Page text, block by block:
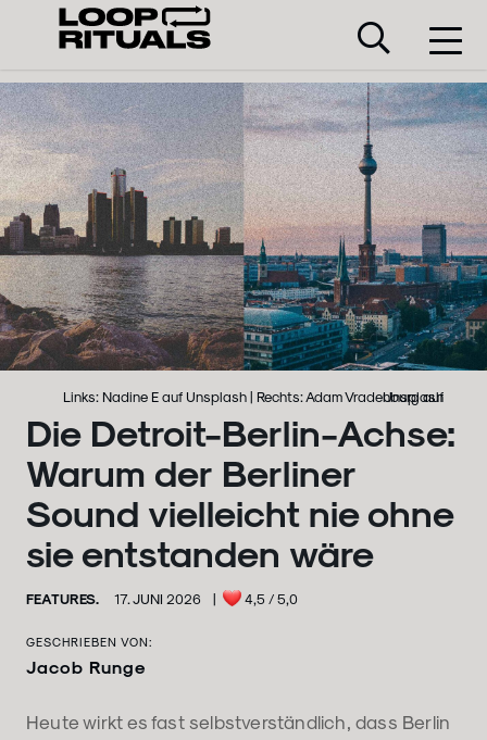
Links: Nadine E auf Unsplash | Rechts: Adam Vradenburg auf Unsplash
Die Detroit-Berlin-Achse:
Warum der Berliner
Sound vielleicht nie ohne
sie entstanden wäre
FEATURES. 17. JUNI 2026 | 4,5 / 5,0
GESCHRIEBEN VON:
Jacob Runge
Heute wirkt es fast selbstverständlich, dass Berlin